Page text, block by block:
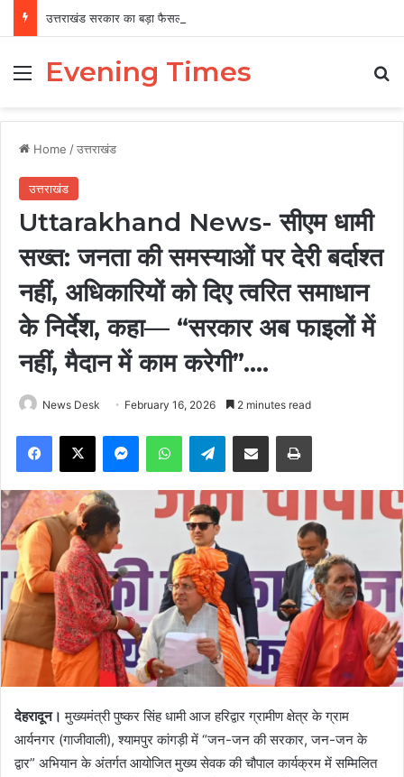
MenuEvening Times
Home /उत्तराखंड
उत्तराखंड
Uttarakhand News- सीएम धामी
सख्त: जनता की समस्याओं पर देरी बर्दाश्त
नहीं, अधिकारियों को दिए त्वरित समाधान
के निर्देश, कहा— “सरकार अब फाइलों में
नहीं, मैदान में काम करेगी”….
News Desk February 16, 2026 2 minutes read
Facebook
X MessengerWhatsAppTelegramShare via Email Print
देहरादून।मुख्यमंत्री पुष्कर सिंह धामी आज हरिद्वार ग्रामीण क्षेत्र के ग्राम
आर्यनगर (गाजीवाली), श्यामपुर कांगड़ी में “जन-जन की सरकार, जन-जन के
द्वार” अभियान के अंतर्गत आयोजित मुख्य सेवक की चौपाल कार्यक्रम में सम्मिलित